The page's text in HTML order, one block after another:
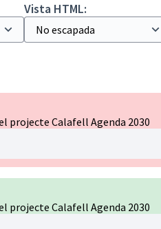
Vista HTML:
projecte Calafell Agenda 2030
projecte Calafell Agenda 2030